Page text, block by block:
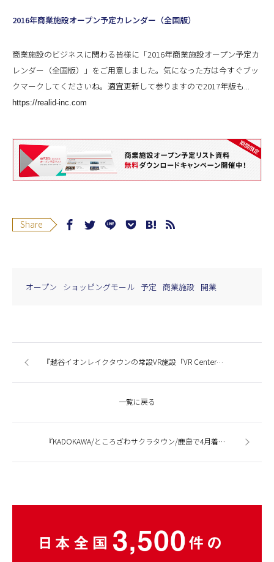
2016年商業施設オープン予定カレンダー（全国版）
商業施設のビジネスに関わる皆様に「2016年商業施設オープン予定カ
レンダー（全国版）」をご用意しました。気になった方は今すぐブッ
クマークしてくださいね。適宜更新して参りますので2017年版も...
https://realid-inc.com
Share
オープン ショッピングモール 予定 商業施設 開業
『越谷イオンレイクタウンの常設VR施設「VR Center」体験ガイド』今週の商業施設ニューストピックスまとめ（2016.10.11発行）
一覧に戻る
『KADOKAWA/ところざわサクラタウン/鹿島で4月着工』今週の商業施設ニューストピックスまとめ（2016.8.17発行）